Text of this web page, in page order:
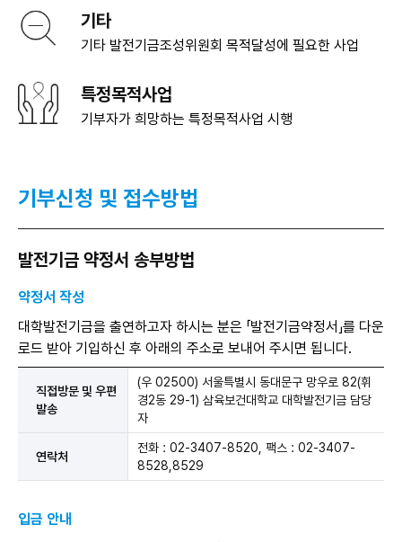
기타
기타 발전기금조성위원회 목적달성에 필요한 사업
특정목적사업
기부자가 희망하는 특정목적사업 시행
기부신청 및 접수방법
발전기금 약정서 송부방법
약정서 작성
대학발전기금을 출연하고자 하시는 분은 「발전기금약정서」를 다운
로드 받아 기입하신 후 아래의 주소로 보내어 주시면 됩니다.
부
법
직접방문 및 우편
발송
(우 02500) 서울특별시 동대문구 망우로 82(휘
경2동 29-1) 삼육보건대학교 대학발전기금 담당
자
연락처
전화 : 02-3407-8520, 팩스 : 02-3407-
8528,8529
입금 안내